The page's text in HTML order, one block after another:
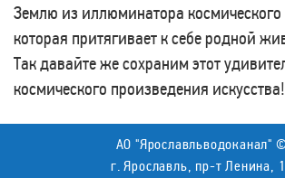
Землю из иллюминатора космического
которая притягивает к себе родной
Так давайте же сохраним этот
космического произведения искусства!
АО "Ярославльводоканал"
г. Ярославль, пр-т Ленина,